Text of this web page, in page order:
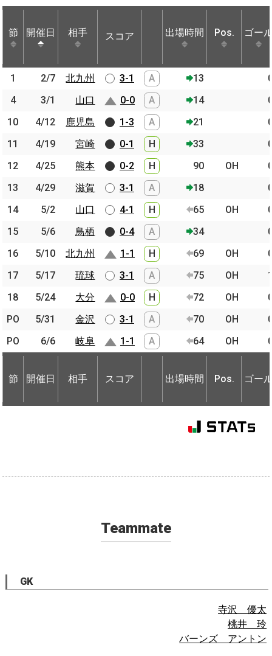
節 開催日 相手 スコア 出場時間 Pos. ゴー
節 開催日 相手 スコア 出場時間 ゴー
1 2/7 北九州 3-1 A 13
4
3/1 山口 0-0 A 14
10
4/12 鹿児島 1-3 A 21
11
4/19 宮崎 0-1 H 33
12
4/25 熊本 0-2 H 90 OH
13
4/29 滋賀 3-1 A 18
14
5/2 山口 4-1 H 65 OH
15
5/6 鳥栖 0-4 A 34
16
5/10 北九州 1-1 H 69 OH
17
5/17 琉球 3-1 A 75 OH
18
5/24 大分 0-0 H 72 OH
PO
5/31 金沢 3-1 A 70 OH
PO
6/6 岐阜 1-1 A 64 OH
節 開催日 相手 スコア 出場時間 Pos. ゴー
節 開催日 相手
1 2/7
北九州
4
3/1
山口
10
4/12
鹿児島
11
4/19
宮崎
12
4/25
熊本
13
4/29
滋賀
14
5/2
山口
15
5/6
鳥栖
16
5/10
北九州
17
5/17
琉球
18
5/24
大分
PO
5/31
金沢
PO
6/6 岐阜
節 開催日 相手
Teammate
GK
寺沢 優太
桃井 玲
バーンズ アントン